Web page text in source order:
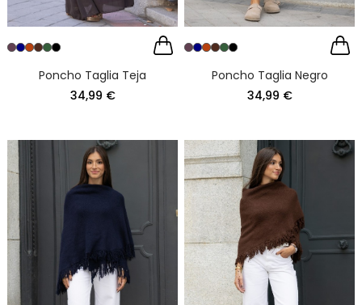
Poncho Taglia Teja
34,99 €
Poncho Taglia Negro
34,99 €